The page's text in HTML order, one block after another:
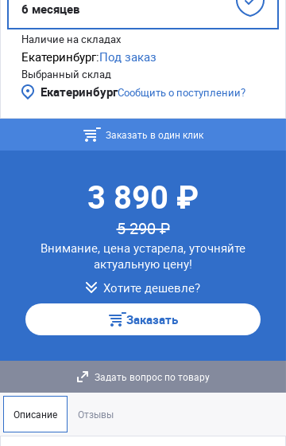
6 месяцев
Наличие на складах
Екатеринбург:Под заказ
Выбранный склад
ЕкатеринбургСообщить о поступлении?
Заказать в один клик
3 890 ₽
5 290 ₽
Внимание, цена устарела, уточняйте
актуальную цену!
Хотите дешевле?
Заказать
Задать вопрос по товару
Описание Отзывы